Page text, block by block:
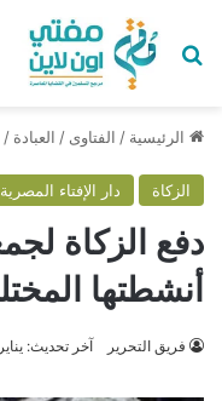
بحث عن
الرئيسية / الفتاوى / العبادة /
الزكاة دار الإفتاء المصرية
دفع الزكاة
أنشطتها
فريق التحرير آخر تحديث: يناير 12, 2026